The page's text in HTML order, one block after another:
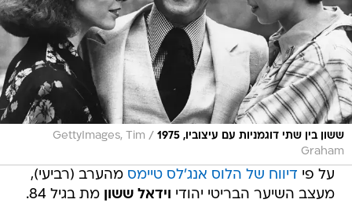
ששון בין שתי דוגמניות עם עיצוביו, 1975 /
GettyImages, Tim
Graham
על פי דיווח של הלוס אנג'לס טיימס מהערב (רביעי),
מעצב השיער הבריטי יהודי וידאל ששון
מת בגיל 84.